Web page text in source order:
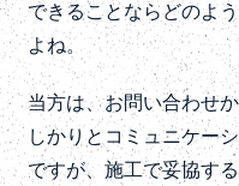
できることならどのよ
よね。
当方は、お問い合わせ
しかりとコミュニケー
ですが、施工で妥協す